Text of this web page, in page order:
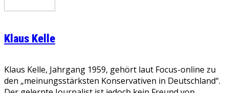
Klaus Kelle
Klaus Kelle, Jahrgang 1959, gehört laut Focus-online zu
den „meinungsstärksten Konservativen in Deutschland“.